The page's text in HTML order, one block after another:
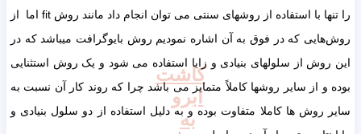
کاشت
ابرو
به
را تنها با استفاده از روشهای سنتی می توان انجام داد مانند روش fit اما از
روش‌هایی که در فوق به آن اشاره نمودیم روش بایوگرافت میباشد که در
این روش از سلولهای بنیادی و زایا استفاده می شود و یک روش استثنایی
بوده و از سایر روشها کاملاً متمایز می باشد چرا که روند کار آن نسبت به
سایر روش ها کاملا متفاوت بوده و به دلیل استفاده از دو سلول بنیادی و